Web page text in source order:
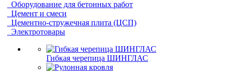
Оборудование для бетонных работ
Цемент и смеси
Цементно-стружечная плита (ЦСП)
Электротовары
Гибкая черепица ШИНГЛАС